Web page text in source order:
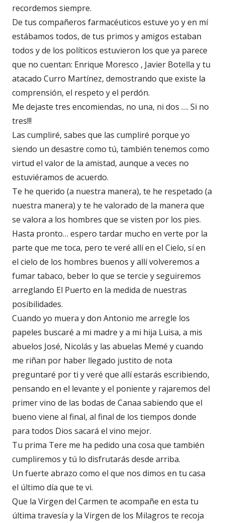
recordemos siempre.
De tus compañeros farmacéuticos estuve yo y en mí
estábamos todos, de tus primos y amigos estaban
todos y de los políticos estuvieron los que ya parece
que no cuentan: Enrique Moresco , Javier Botella y tu
atacado Curro Martínez, demostrando que existe la
comprensión, el respeto y el perdón.
Me dejaste tres encomiendas, no una, ni dos …. Si no
tres!!!
Las cumpliré, sabes que las cumpliré porque yo
siendo un desastre como tú, también tenemos como
virtud el valor de la amistad, aunque a veces no
estuviéramos de acuerdo.
Te he querido (a nuestra manera), te he respetado (a
nuestra manera) y te he valorado de la manera que
se valora a los hombres que se visten por los pies.
Hasta pronto… espero tardar mucho en verte por la
parte que me toca, pero te veré allí en el Cielo, sí en
el cielo de los hombres buenos y allí volveremos a
fumar tabaco, beber lo que se tercie y seguiremos
arreglando El Puerto en la medida de nuestras
posibilidades.
Cuando yo muera y don Antonio me arregle los
papeles buscaré a mi madre y a mi hija Luisa, a mis
abuelos José, Nicolás y las abuelas Memé y cuando
me riñan por haber llegado justito de nota
preguntaré por ti y veré que allí estarás escribiendo,
pensando en el levante y el poniente y rajaremos del
primer vino de las bodas de Canaa sabiendo que el
bueno viene al final, al final de los tiempos donde
para todos Dios sacará el vino mejor.
Tu prima Tere me ha pedido una cosa que también
cumpliremos y tú lo disfrutarás desde arriba.
Un fuerte abrazo como el que nos dimos en tu casa
el último día que te vi.
Que la Virgen del Carmen te acompañe en esta tu
última travesía y la Virgen de los Milagros te recoja